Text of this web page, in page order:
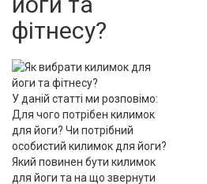
фітнесу?
У даній статті ми розповімо:
Для чого потрібен килимок
для йоги? Чи потрібний
особистий килимок для йоги?
Який повинен бути килимок
для йоги та на що звернути